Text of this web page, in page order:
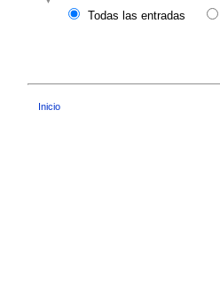
Todas las entradas
Inicio